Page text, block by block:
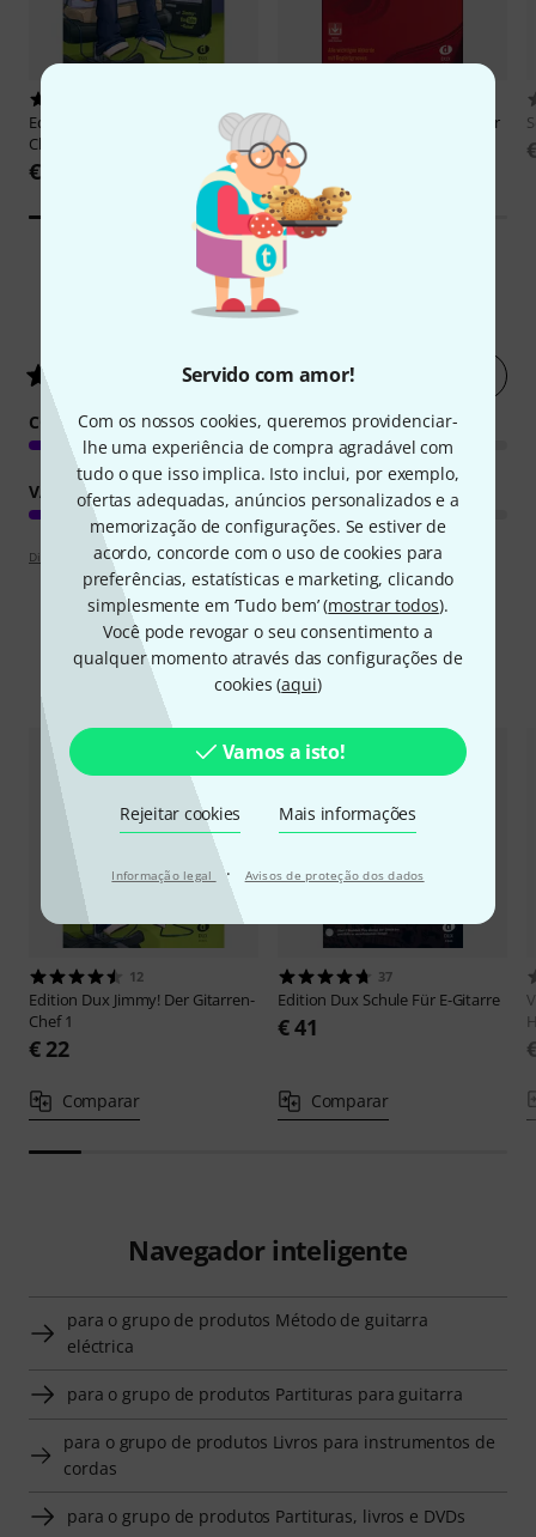
Servido com amor!
Com os nossos cookies, queremos providenciar-
lhe uma experiência de compra agradável com
tudo o que isso implica. Isto inclui, por exemplo,
ofertas adequadas, anúncios personalizados e a
memorização de configurações. Se estiver de
acordo, concorde com o uso de cookies para
preferências, estatísticas e marketing, clicando
simplesmente em ‘Tudo bem’ (mostrar todos).
Você pode revogar o seu consentimento a
qualquer momento através das configurações de
cookies (aqui)
Vamos a isto!
Rejeitar cookies Mais informações
Informação legal · Avisos de proteção dos dados
Edition Dux
Jimmy! Der Gitarren-
Chef 1
€ 22
Edition Dux
Acoustic Pop Guitar
1
€ 31
Avaliações de clientes
4.7/ 5
COMPETÊNCIA PEDAGÓGICA
VALOR PEDAGÓGICO
Diretrizes de apreciações
Comparar opções
12
Edition Dux Jimmy! Der Gitarren-
Chef 1
€ 22
Comparar
37
Edition Dux Schule Für E-Gitarre
€ 41
Comparar
Navegador inteligente
para o grupo de produtos Método de guitarra
eléctrica
para o grupo de produtos Partituras para guitarra
para o grupo de produtos Livros para instrumentos de
cordas
para o grupo de produtos Partituras, livros e DVDs